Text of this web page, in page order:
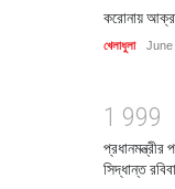
করোনায়
খেলাধুলা June
1 999
প্রধানমন্ত্রীর
সিদ্ধান্ত